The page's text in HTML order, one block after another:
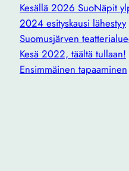
Kesällä 2026 SuoNäpit
2024 esityskausi lähestyy
Suomusjärven
Kesä 2022, täältä tullaan!
Ensimmäinen tapaaminen